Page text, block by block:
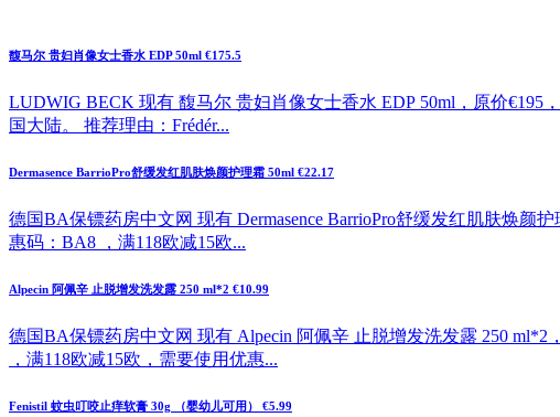
馥马尔 贵妇肖像女士香水 EDP 50ml €175.5
LUDWIG BECK 现有 馥马尔 贵妇肖像女士香水 EDP 50ml，原价€195
国大陆。 推荐理由：Frédér...
Dermasence BarrioPro舒缓发红肌肤焕颜护理霜 50ml €22.17
德国BA保镖药房中文网 现有 Dermasence BarrioPro舒缓发红肌肤焕颜
惠码：BA8 ，满118欧减15欧...
Alpecin 阿佩辛 止脱增发洗发露 250 ml*2 €10.99
德国BA保镖药房中文网 现有 Alpecin 阿佩辛 止脱增发洗发露 250
，满118欧减15欧，需要使用优惠...
Fenistil 蚊虫叮咬止痒软膏 30g （婴幼儿可用） €5.99